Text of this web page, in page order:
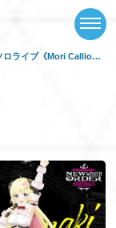
Underworld Order」》のゲスト出演者が決定！